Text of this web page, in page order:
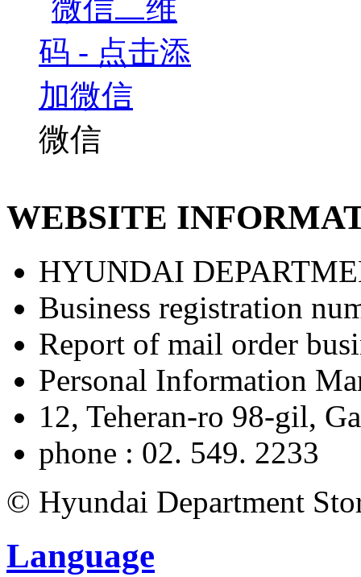
微信
WEBSITE
HYUNDAI
Business registration
Report of mail order
Personal Information
12, Teheran-ro 98-gil,
phone : 02. 549. 2233
© Hyundai Department
Language